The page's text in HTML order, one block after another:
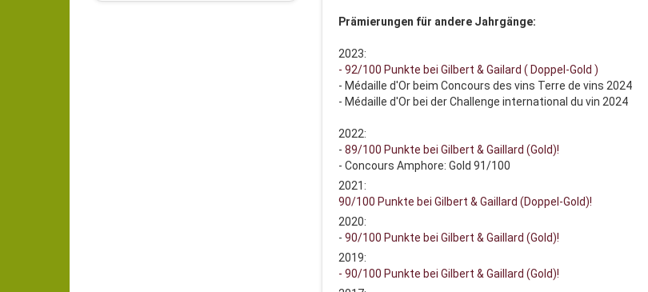
Prämierungen für andere Jahrgänge:
2023:
- 92/100 Punkte bei Gilbert & Gailard ( Doppel-Gold )
- Médaille d'Or beim Concours des vins Terre de vins 2024
- Médaille d'Or bei der Challenge international du vin 2024
2022:
- 89/100 Punkte bei Gilbert & Gaillard (Gold)!
- Concours Amphore: Gold 91/100
2021:
90/100 Punkte bei Gilbert & Gaillard (Doppel-Gold)!
2020:
- 90/100 Punkte bei Gilbert & Gaillard (Gold)!
2019:
- 90/100 Punkte bei Gilbert & Gaillard (Gold)!